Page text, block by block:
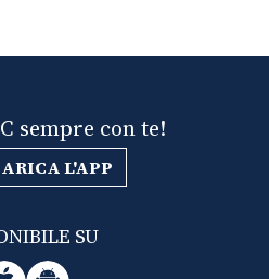
sempre con te!
L'APP
SU